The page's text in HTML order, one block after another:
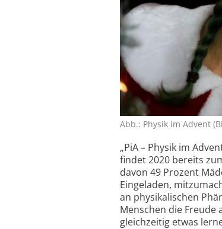
Abb.: Physik im Advent
„PiA – Physik im
findet 2020 bereits
davon 49 Prozent
Eingeladen,
an physikalischen
Menschen die
gleichzeitig etwas